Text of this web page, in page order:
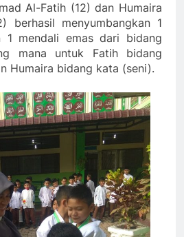
Al-Fatih (12) dan Humaira
berhasil menyumbangkan 1
1 mendali emas dari bidang
mana untuk Fatih bidang
Humaira bidang kata (seni).